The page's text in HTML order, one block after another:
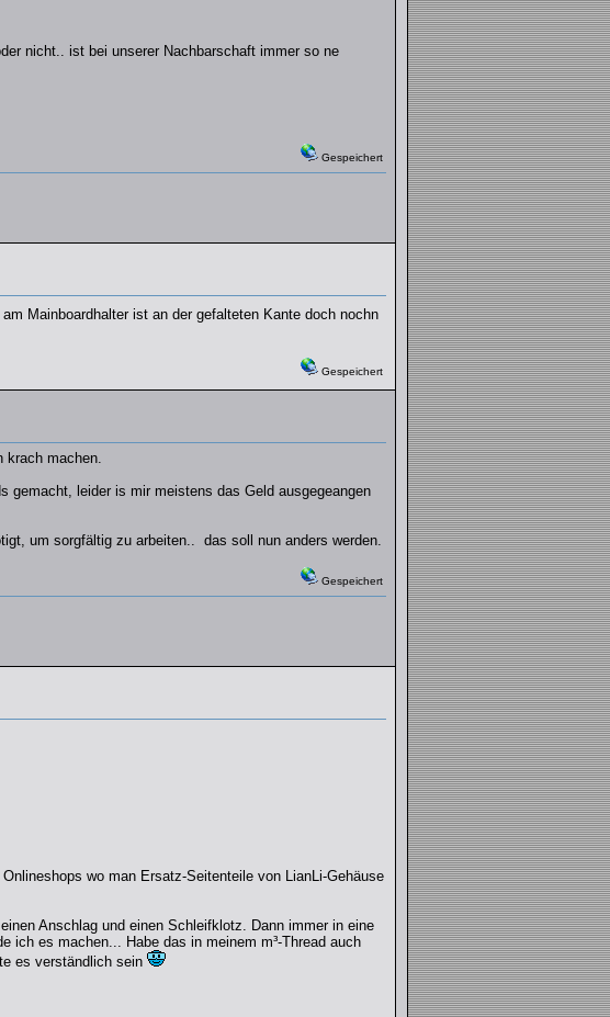
nicht.. ist bei unserer Nachbarschaft immer so ne
Gespeichert
Mainboardhalter ist an der gefalteten Kante doch nochn
Gespeichert
krach machen.
gemacht, leider is mir meistens das Geld ausgegeangen
um sorgfältig zu arbeiten.. das soll nun anders werden.
Gespeichert
wo man Ersatz-Seitenteile von LianLi-Gehäuse
Anschlag und einen Schleifklotz. Dann immer in eine
ich es machen... Habe das in meinem m³-Thread auch
es verständlich sein